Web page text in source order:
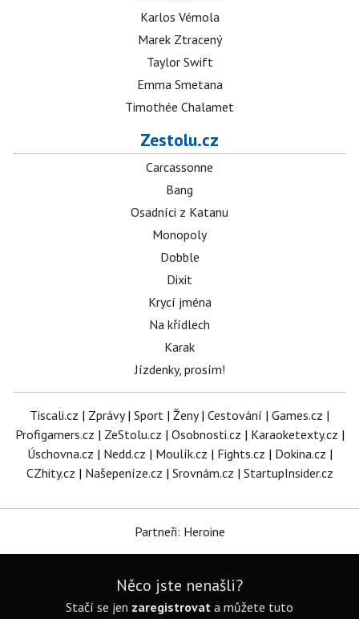
Karlos Vémola
Marek Ztracený
Taylor Swift
Emma Smetana
Timothée Chalamet
Zestolu.cz
Carcassonne
Bang
Osadníci z Katanu
Monopoly
Dobble
Dixit
Krycí jména
Na křídlech
Karak
Jízdenky, prosím!
Tiscali.cz | Zprávy| Sport | Ženy| Cestování | Games.cz |
Profigamers.cz | ZeStolu.cz | Osobnosti.cz | Karaoketexty.cz |
Úschovna.cz | Nedd.cz | Moulík.cz | Fights.cz | Dokina.cz |
CZhity.cz | Našepeníze.cz | Srovnám.cz | StartupInsider.cz
Partneři: Heroine
Něco jste nenašli?
Stačí se jen zaregistrovat a můžete tuto